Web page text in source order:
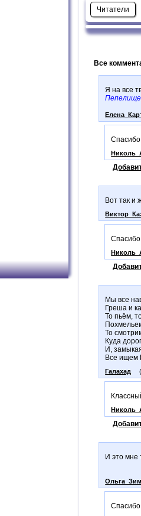
Читатели
Все
Я на все
Пепелище
Вот так и
Мы все
Греша и
То пьём,
То
Куда
И,
Все ищем
Галахад
И это мне